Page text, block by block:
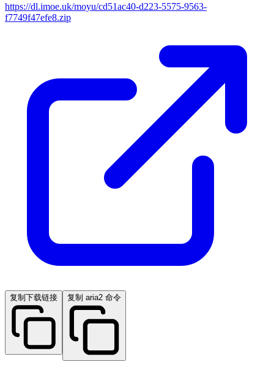
https://dl.imoe.uk/moyu/cd51ac40-d223-5575-9563-
f7749f47efe8.zip
复制下载链接 复制 aria2 命令